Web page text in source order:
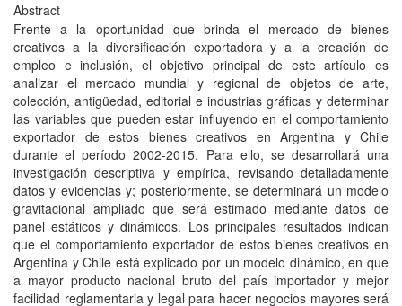
Abstract
Frente a la oportunidad que brinda el mercado de bienes
creativos a la diversificación exportadora y a la creación de
empleo e inclusión, el objetivo principal de este artículo es
analizar el mercado mundial y regional de objetos de arte,
colección, antigüedad, editorial e industrias gráficas y determinar
las variables que pueden estar influyendo en el comportamiento
exportador de estos bienes creativos en Argentina y Chile
durante el período 2002-2015. Para ello, se desarrollará una
investigación descriptiva y empírica, revisando detalladamente
datos y evidencias y; posteriormente, se determinará un modelo
gravitacional ampliado que será estimado mediante datos de
panel estáticos y dinámicos. Los principales resultados indican
que el comportamiento exportador de estos bienes creativos en
Argentina y Chile está explicado por un modelo dinámico, en que
a mayor producto nacional bruto del país importador y mejor
facilidad reglamentaria y legal para hacer negocios mayores será